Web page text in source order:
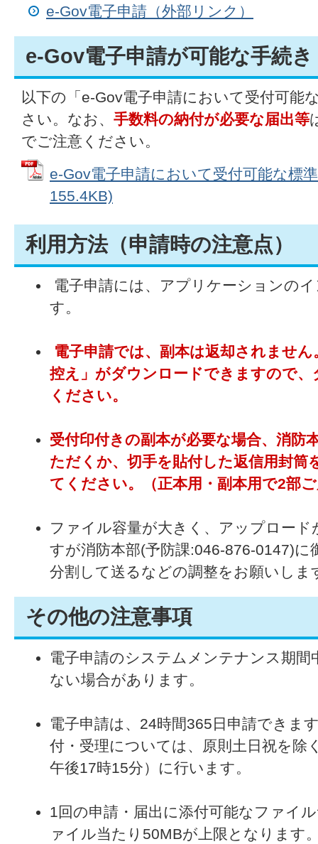
e-Gov電子申請（外部リンク）
e-Gov電子申請が可能な手続き
以下の「e-Gov電子申請において受付可能
さい。なお、 手数料の納付が必要な届出等
でご注意ください。
e-Gov電子申請において受付可能な標
155.4KB)
利用方法（申請時の注意点）
電子申請には、アプリケーションの
す。
電子申請では、副本は返却されませ
控え」がダウンロードできますので
ください。
受付印付きの副本が必要な場合、消防
ただくか、切手を貼付した返信用封筒
てください。（正本用・副本用で2部
ファイル容量が大きく、アップロー
すが消防本部(予防課:046-876-0147)
分割して送るなどの調整をお願いしま
その他の注意事項
電子申請のシステムメンテナンス期間
ない場合があります。
電子申請は、24時間365日申請できま
付・受理については、原則土日祝を除
午後17時15分）に行います。
1回の申請・届出に添付可能なファイ
ァイル当たり50MBが上限となります